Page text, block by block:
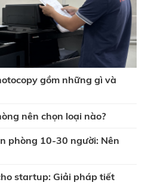
gồm những gì và
nên chọn loại nào?
phòng 10-30 người: Nên
startup: Giải pháp tiết